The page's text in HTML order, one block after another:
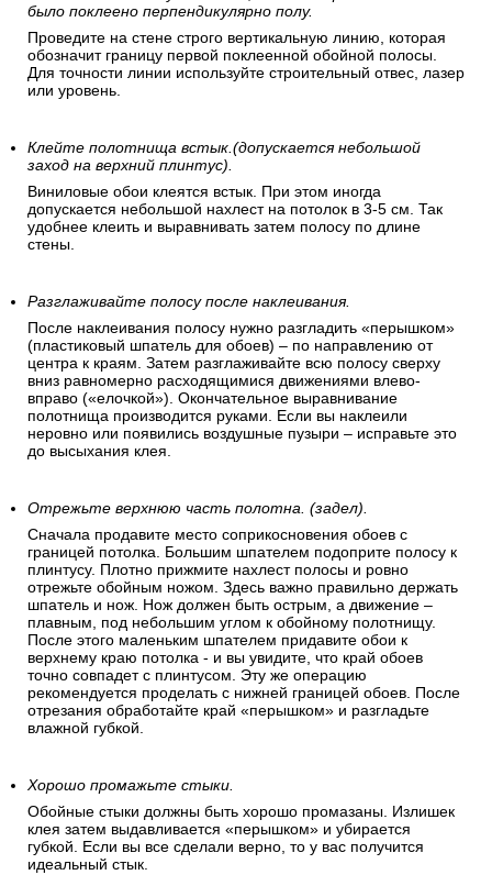
было поклеено перпендикулярно полу.
Проведите на стене строго вертикальную линию, которая
обозначит границу первой поклеенной обойной полосы.
Для точности линии используйте строительный отвес, лазер
или уровень.
Клейте полотнища встык.(допускается небольшой
заход на верхний плинтус).
Виниловые обои клеятся встык. При этом иногда
допускается небольшой нахлест на потолок в 3-5 см. Так
удобнее клеить и выравнивать затем полосу по длине
стены.
Разглаживайте полосу после наклеивания.
После наклеивания полосу нужно разгладить «перышком»
(пластиковый шпатель для обоев) – по направлению от
центра к краям. Затем разглаживайте всю полосу сверху
вниз равномерно расходящимися движениями влево-
вправо («елочкой»). Окончательное выравнивание
полотнища производится руками. Если вы наклеили
неровно или появились воздушные пузыри – исправьте это
до высыхания клея.
Отрежьте верхнюю часть полотна. (задел).
Сначала продавите место соприкосновения обоев с
границей потолка. Большим шпателем подоприте полосу к
плинтусу. Плотно прижмите нахлест полосы и ровно
отрежьте обойным ножом. Здесь важно правильно держать
шпатель и нож. Нож должен быть острым, а движение –
плавным, под небольшим углом к обойному полотнищу.
После этого маленьким шпателем придавите обои к
верхнему краю потолка - и вы увидите, что край обоев
точно совпадет с плинтусом. Эту же операцию
рекомендуется проделать с нижней границей обоев. После
отрезания обработайте край «перышком» и разгладьте
влажной губкой.
Хорошо промажьте стыки.
Обойные стыки должны быть хорошо промазаны. Излишек
клея затем выдавливается «перышком» и убирается
губкой. Если вы все сделали верно, то у вас получится
идеальный стык.